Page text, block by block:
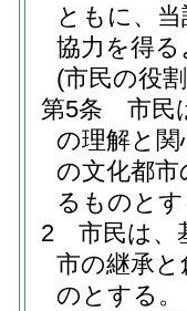
ともに、
協力を得
(市民の役
第5条
市民
の理解と
の文化都
るものと
2
市民は、
市の継承
のとする。